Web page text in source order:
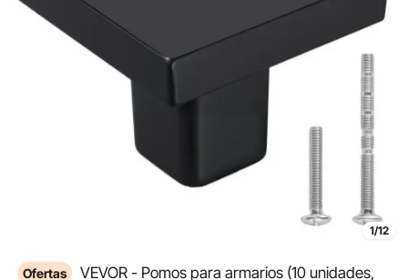
1/12
Ofertas
VEVOR - Pomos para armarios (10 unidades,